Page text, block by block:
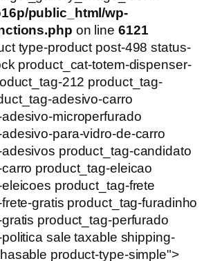
public_html/wp-
on line 6121
type-product post-498 status-
product_cat-totem-dispenser-
212 product_tag-
adesivo-carro
microperfurado
para-vidro-de-carro
product_tag-candidato
product_tag-eleicao
product_tag-frete
gratis product_tag-furadinho
product_tag-perfurado
sale taxable shipping-
product-type-simple">